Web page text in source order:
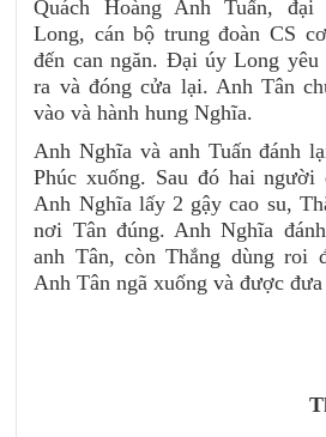
Quách Hoàng Anh Tuấn,
Long, cán bộ trung đoàn CS
đến can ngăn. Đại úy Long yêu
ra và đóng cửa lại. Anh Tân
vào và hành hung Nghĩa.
Anh Nghĩa và anh Tuấn đánh
Phúc xuống. Sau đó hai người
Anh Nghĩa lấy 2 gậy cao su,
nơi Tân đúng. Anh Nghĩa
anh Tân, còn Thắng dùng roi
Anh Tân ngã xuống và được